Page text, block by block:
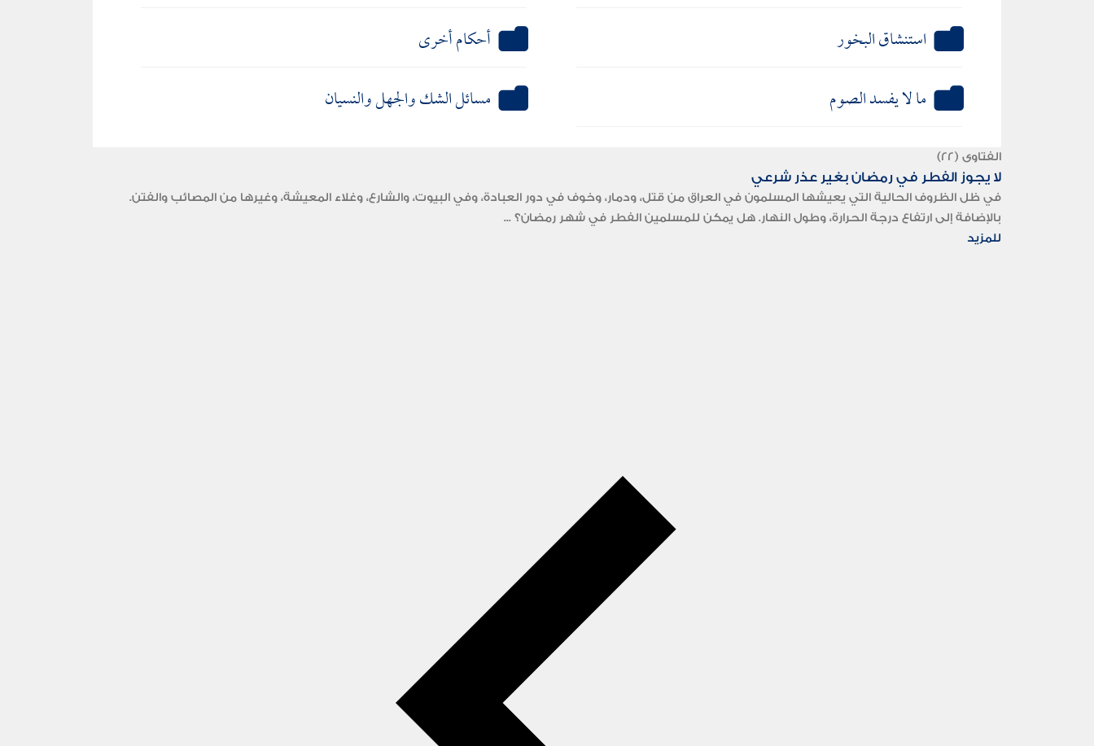
استنشاق البخور
أحكام أخرى
ما لا يفسد الصوم
مسائل الشك والجهل والنسيان
الفتاوى (22)
لا يجوز الفطر في رمضان بغير عذر شرعي
في ظل الظروف الحالية التي يعيشها المسلمون في العراق من قتل، ودمار، وخوف في دور العبادة، وفي البيوت، والشارع، وغلاء المعيشة، وغيرها من المصائب والفتن.
بالإضافة إلى ارتفاع درجة الحرارة، وطول النهار. هل يمكن للمسلمين الفطر في شهر رمضان؟ ...
للمزيد